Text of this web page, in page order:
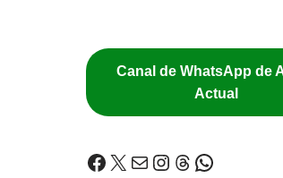
Canal de WhatsApp de
Actual